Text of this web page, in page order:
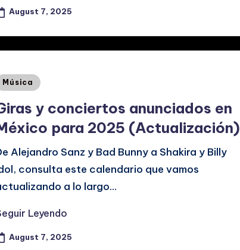
August 7, 2025
Música
y conciertos anunciados en
para 2025 (Actualización)
Alejandro Sanz y Bad Bunny a Shakira y Billy
consulta este calendario que vamos
a lo largo…
Leyendo
August 7, 2025